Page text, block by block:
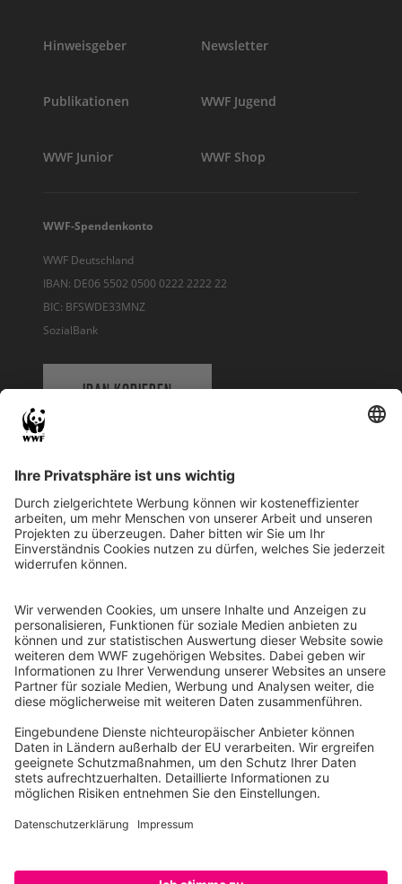
Hinweisgeber Newsletter
Publikationen WWF Jugend
WWF Junior WWF Shop
WWF-Spendenkonto
WWF Deutschland
IBAN: DE06 5502 0500 0222 2222 22
BIC: BFSWDE33MNZ
SozialBank
IBAN KOPIEREN
WWF Deutschland
Reinhardtstr. 18
10117 Berlin
Ihre Spende kann steuerlich geltend gemacht werden
Registriert als Stiftung WWF Deutschland, Senatsverwaltung für
Justiz Berlin, Az: 3416/976/2
Umsatzsteuer-Identifikationsnummer: DE 114236103
Freistellungsbescheid: Als gemeinnützige Körperschaft befreit
von der Körperschaftssteuer gem. §5 I 9 KStg. unter der
Steuernummer 27/641/09321